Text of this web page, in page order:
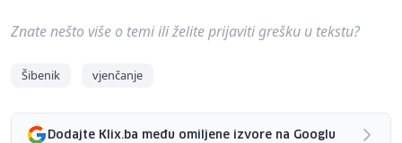
Znate nešto više o temi ili želite prijaviti grešku u tekstu?
Šibenik vjenčanje
Dodajte Klix.ba među omiljene izvore na Googlu